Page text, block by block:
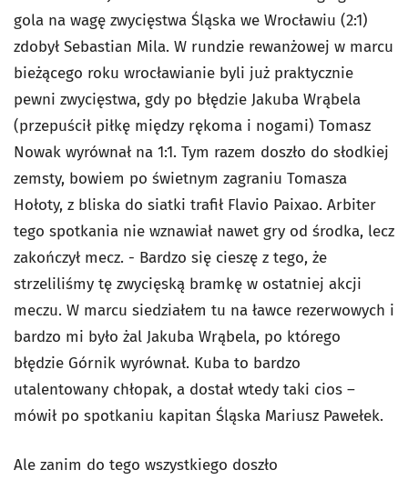
gola na wagę zwycięstwa Śląska we Wrocławiu (2:1)
zdobył Sebastian Mila. W rundzie rewanżowej w marcu
bieżącego roku wrocławianie byli już praktycznie
pewni zwycięstwa, gdy po błędzie Jakuba Wrąbela
(przepuścił piłkę między rękoma i nogami) Tomasz
Nowak wyrównał na 1:1. Tym razem doszło do słodkiej
zemsty, bowiem po świetnym zagraniu Tomasza
Hołoty, z bliska do siatki trafił Flavio Paixao. Arbiter
tego spotkania nie wznawiał nawet gry od środka, lecz
zakończył mecz. - Bardzo się cieszę z tego, że
strzeliliśmy tę zwycięską bramkę w ostatniej akcji
meczu. W marcu siedziałem tu na ławce rezerwowych i
bardzo mi było żal Jakuba Wrąbela, po którego
błędzie Górnik wyrównał. Kuba to bardzo
utalentowany chłopak, a dostał wtedy taki cios –
mówił po spotkaniu kapitan Śląska Mariusz Pawełek.
Ale zanim do tego wszystkiego doszło